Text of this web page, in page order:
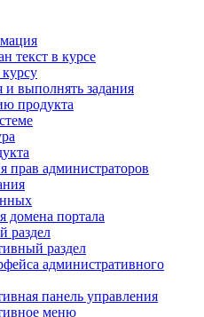
текст в курсе
и выполнять задания
продукта
прав администраторов
домена портала
раздел
раздел
административного
панель управления
меню